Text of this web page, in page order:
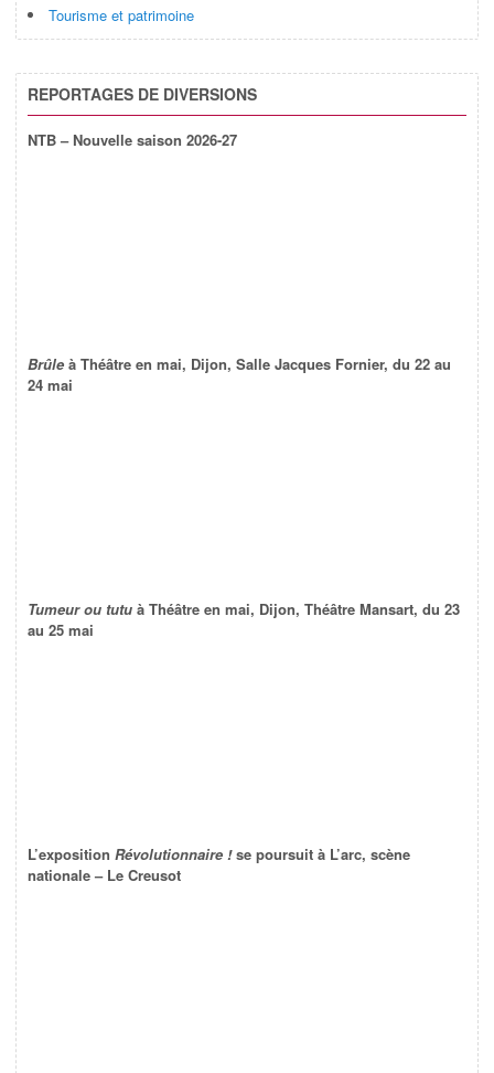
Tourisme et patrimoine
REPORTAGES DE DIVERSIONS
NTB – Nouvelle saison 2026-27
Brûle à Théâtre en mai, Dijon, Salle Jacques Fornier, du 22 au
24 mai
Tumeur ou tutu à Théâtre en mai, Dijon, Théâtre Mansart, du 23
au 25 mai
L’exposition Révolutionnaire !se poursuit à L’arc, scène
nationale – Le Creusot